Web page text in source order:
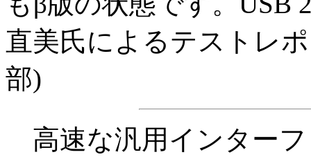
直美氏によるテストレ
部)
高速な汎用インター